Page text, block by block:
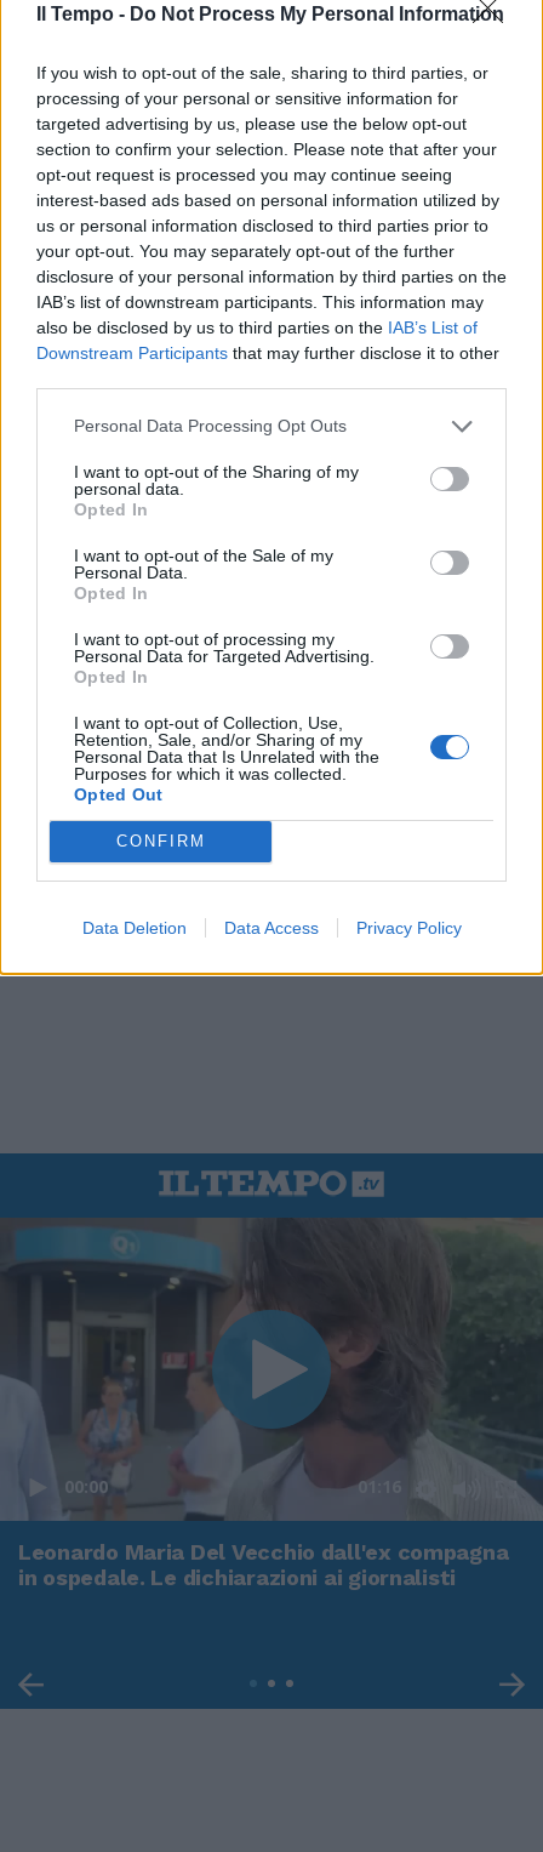
Il Tempo - Do Not Process My Personal Information
If you wish to opt-out of the sale, sharing to third parties, or
processing of your personal or sensitive information for
targeted advertising by us, please use the below opt-out
section to confirm your selection. Please note that after your
opt-out request is processed you may continue seeing
interest-based ads based on personal information utilized by
us or personal information disclosed to third parties prior to
your opt-out. You may separately opt-out of the further
disclosure of your personal information by third parties on the
IAB’s list of downstream participants. This information may
also be disclosed by us to third parties on the IAB’s List of
Downstream Participants that may further disclose it to other
Personal Data Processing Opt Outs
I want to opt-out of the Sharing of my
personal data.
Opted In
I want to opt-out of the Sale of my
Personal Data.
Opted In
I want to opt-out of processing my
Personal Data for Targeted Advertising.
Opted In
I want to opt-out of Collection, Use,
Retention, Sale, and/or Sharing of my
Personal Data that Is Unrelated with the
Purposes for which it was collected.
Opted Out
CONFIRM
Data Deletion Data Access Privacy Policy
In evidenza
00:00 01:16
Leonardo Maria Del Vecchio dall'ex compagna
in ospedale. Le dichiarazioni ai giornalisti